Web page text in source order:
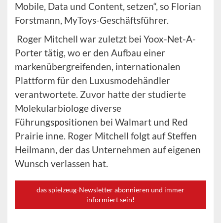
Mobile, Data und Content, setzen“, so Florian
Forstmann, MyToys-Geschäftsführer.
Roger Mitchell war zuletzt bei Yoox-Net-A-
Porter tätig, wo er den Aufbau einer
markenübergreifenden, internationalen
Plattform für den Luxusmodehändler
verantwortete. Zuvor hatte der studierte
Molekularbiologe diverse
Führungspositionen bei Walmart und Red
Prairie inne. Roger Mitchell folgt auf Steffen
Heilmann, der das Unternehmen auf eigenen
Wunsch verlassen hat.
das spielzeug-Newsletter abonnieren und immer
informiert sein!